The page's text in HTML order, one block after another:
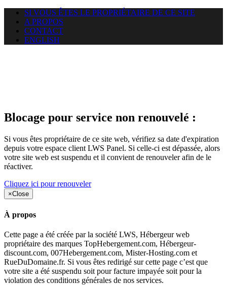
SI VOUS ÊTES LE PROPRIÉTAIRE DE CE SITE
A PROPOS
CONTACT
ENGLISH
Blocage pour service non renouvelé :
Si vous êtes propriétaire de ce site web, vérifiez sa date d'expiration
depuis votre espace client LWS Panel. Si celle-ci est dépassée, alors
votre site web est suspendu et il convient de renouveler afin de le
réactiver.
Cliquez ici pour renouveler
×Close
À propos
Cette page a été créée par la société LWS, Hébergeur web
propriétaire des marques TopHebergement.com, Hébergeur-
discount.com, 007Hebergement.com, Mister-Hosting.com et
RueDuDomaine.fr. Si vous êtes redirigé sur cette page c’est que
votre site a été suspendu soit pour facture impayée soit pour la
violation des conditions générales de nos services.